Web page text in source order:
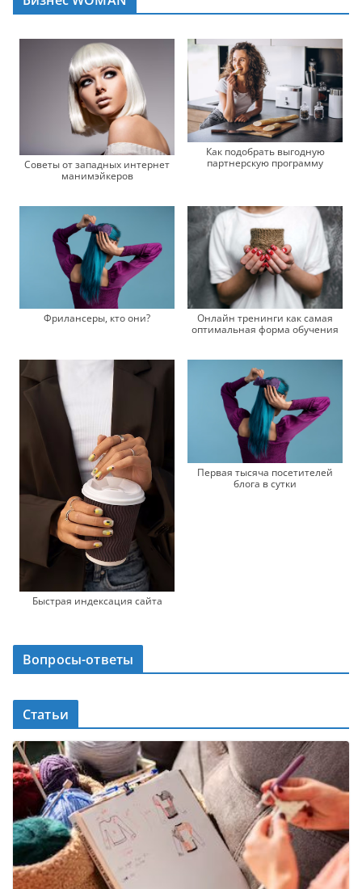
Советы от западных интернет
манимэйкеров
Как подобрать выгодную
партнерскую программу
Фрилансеры, кто они?
Онлайн тренинги как самая
оптимальная форма обучения
Быстрая индексация сайта
Первая тысяча посетителей
блога в сутки
Вопросы-ответы
Статьи